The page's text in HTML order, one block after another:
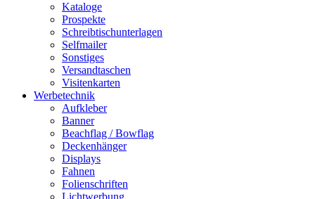
Kataloge
Prospekte
Schreibtischunterlagen
Selfmailer
Sonstiges
Versandtaschen
Visitenkarten
Werbetechnik
Aufkleber
Banner
Beachflag / Bowflag
Deckenhänger
Displays
Fahnen
Folienschriften
Lichtwerbung